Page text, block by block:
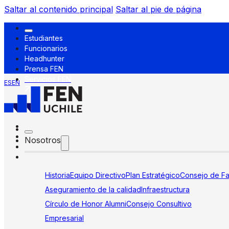
Saltar al contenido principal Saltar al pie de página
Estudiantes
Funcionarios
Headhunter
Prensa FEN
ESEN
Nosotros
HistoriaEquipo DirectivoPlan EstratégicoConsejo de
Aseguramiento de la calidadInfraestructura
Círculo de Honor AlumniConsejo Consultivo
Empresarial